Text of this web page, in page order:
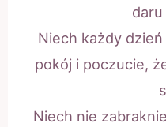
Niech każdy
pokój i poczucie,
Niech nie